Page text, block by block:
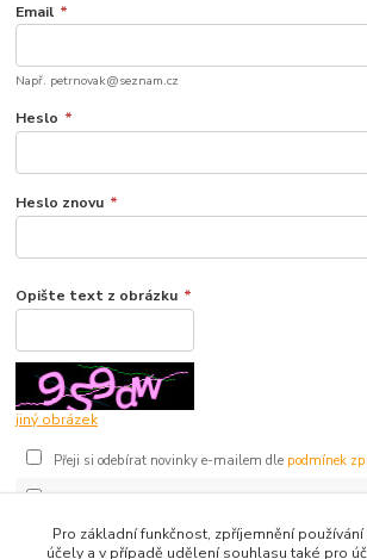
Email *
Např. petrnovak@seznam.cz
Heslo *
Heslo znovu *
Opište text z obrázku *
jiný obrázek
Přeji si odebírat novinky e-mailem dle podmínek
Pro základní funkčnost, zpříjemnění
účely a v případě udělení souhlasu také pro